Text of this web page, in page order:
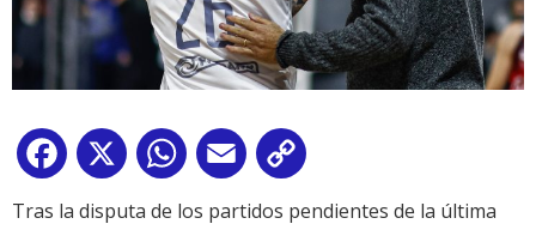
Facebook
X WhatsApp
Email
Link
Tras la disputa de los partidos pendientes de la última